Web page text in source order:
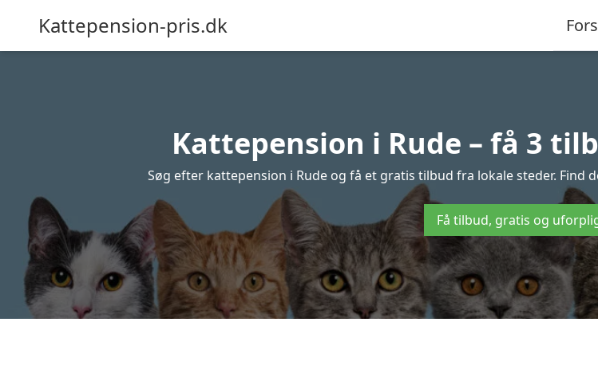
Kattepension-pris.dk
Kattepension i Rude – få 3
Søg efter kattepension i Rude og få et gratis tilbud fra lokale steder.
Få tilbud, gratis og